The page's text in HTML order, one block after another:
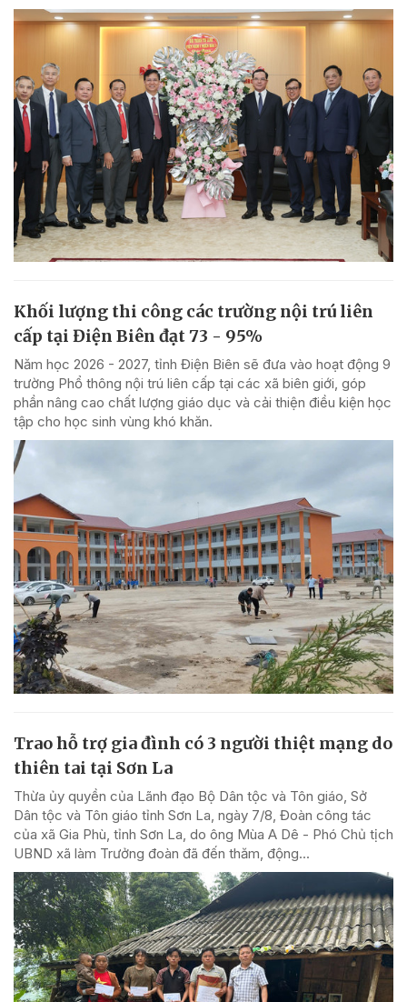
Khối lượng thi công các trường nội trú liên
cấp tại Điện Biên đạt 73 - 95%
Năm học 2026 - 2027, tỉnh Điện Biên sẽ đưa vào hoạt động 9
trường Phổ thông nội trú liên cấp tại các xã biên giới, góp
phần nâng cao chất lượng giáo dục và cải thiện điều kiện học
tập cho học sinh vùng khó khăn.
Trao hỗ trợ gia đình có 3 người thiệt mạng do
thiên tai tại Sơn La
Thừa ủy quyền của Lãnh đạo Bộ Dân tộc và Tôn giáo, Sở
Dân tộc và Tôn giáo tỉnh Sơn La, ngày 7/8, Đoàn công tác
của xã Gia Phù, tỉnh Sơn La, do ông Mùa A Dê - Phó Chủ tịch
UBND xã làm Trưởng đoàn đã đến thăm, động...